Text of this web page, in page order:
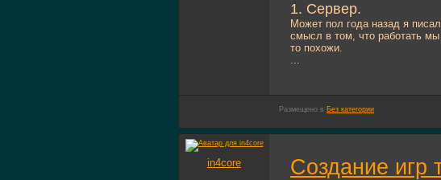
1. Сервер.
Может пол года назад я
смысл в том, что работать
то похожи.
...
Размещено в Без категории
in4core Создание игр